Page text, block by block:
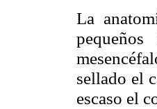
La
sellado el
escaso el